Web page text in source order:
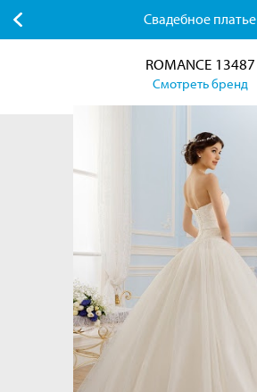
Свадебное платье
ROMANCE 13487
Смотреть бренд